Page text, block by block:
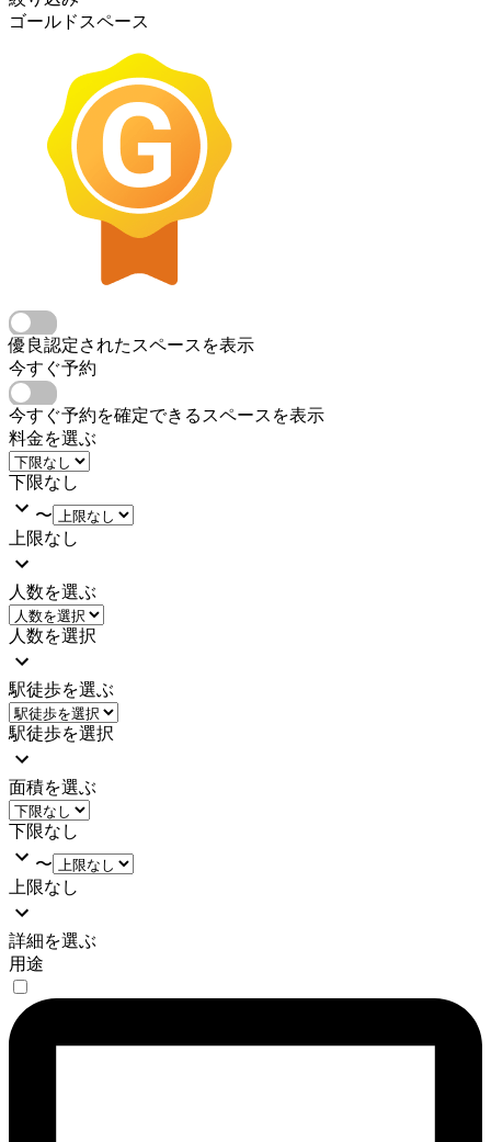
ゴールドスペース
優良認定されたスペースを表示
今すぐ予約
今すぐ予約を確定できるスペースを表示
料金を選ぶ
下限なし
〜
上限なし
人数を選ぶ
人数を選択
駅徒歩を選ぶ
駅徒歩を選択
面積を選ぶ
下限なし
〜
上限なし
詳細を選ぶ
用途